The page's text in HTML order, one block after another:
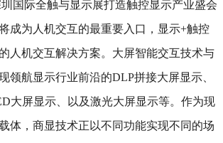
成为人机交互的最重要入口，显示+触控
人机交互解决方案。大屏智能交互技术与
领航显示行业前沿的DLP拼接大屏显示、
大屏显示、以及激光大屏显示等。作为现
体，商显技术正以不同功能实现不同的场